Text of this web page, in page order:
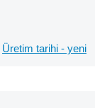
Üretim tarihi - yeni